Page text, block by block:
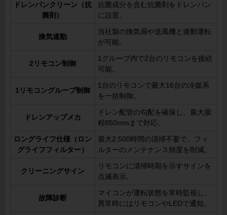
ドレンパンクリーン（抗
菌剤）
抗菌成分を含む抗菌剤をドレンパン
に設置。
換気連動
当社製の換気扇や送風機と連動運転
が可能。
2リモコン制御
1グループ内で2台のリモコンを接続
可能。
1リモコングループ制御
1台のリモコンで最大16台の冷媒系
を一括制御。
ドレンアップメカ
ドレン配管の勾配を確保し、最大揚
程850mmまで対応。
ロングライフ仕様（ロン
グライフフィルター）
最大2,500時間の清掃不要で、フィ
ルターのメンテナンス頻度を削減。
クリーニングサイン
リモコンに清掃時期を示すサインを
点滅表示。
故障診断
マイコンが運転状態を常時監視し、
異常時にはリモコンやLEDで通知。